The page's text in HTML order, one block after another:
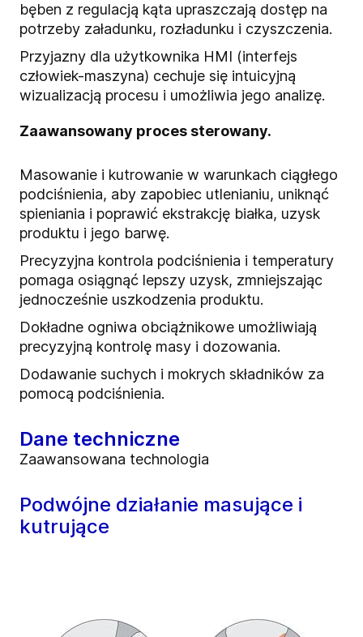
bęben z regulacją kąta upraszczają dostęp na
potrzeby załadunku, rozładunku i czyszczenia.
Przyjazny dla użytkownika HMI (interfejs
człowiek-maszyna) cechuje się intuicyjną
wizualizacją procesu i umożliwia jego analizę.
Zaawansowany proces sterowany.
Masowanie i kutrowanie w warunkach ciągłego
podciśnienia, aby zapobiec utlenianiu, uniknąć
spieniania i poprawić ekstrakcję białka, uzysk
produktu i jego barwę.
Precyzyjna kontrola podciśnienia i temperatury
pomaga osiągnąć lepszy uzysk, zmniejszając
jednocześnie uszkodzenia produktu.
Dokładne ogniwa obciążnikowe umożliwiają
precyzyjną kontrolę masy i dozowania.
Dodawanie suchych i mokrych składników za
pomocą podciśnienia.
Dane techniczne
Zaawansowana technologia
Podwójne działanie masujące i
kutrujące